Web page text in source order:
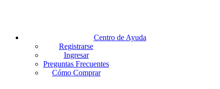
Centro de Ayuda
Registrarse
Ingresar
Preguntas Frecuentes
Cómo Comprar